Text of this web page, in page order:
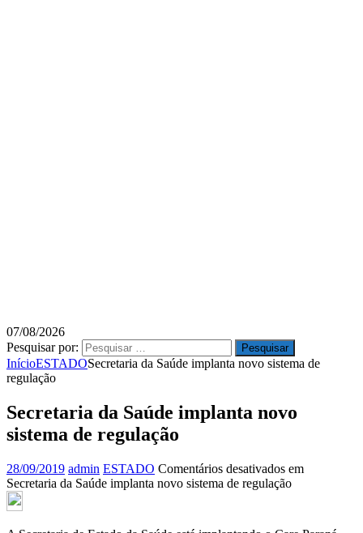
07/08/2026
Pesquisar por:
InícioESTADOSecretaria da Saúde implanta novo sistema de
regulação
Secretaria da Saúde implanta novo
sistema de regulação
28/09/2019 admin ESTADO Comentários desativados em
Secretaria da Saúde implanta novo sistema de regulação